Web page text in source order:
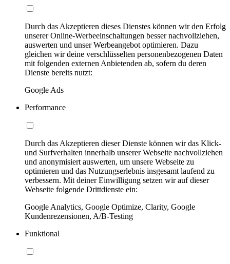
Durch das Akzeptieren dieses Dienstes können wir den Erfolg
unserer Online-Werbeeinschaltungen besser nachvollziehen,
auswerten und unser Werbeangebot optimieren. Dazu
gleichen wir deine verschlüsselten personenbezogenen Daten
mit folgenden externen Anbietenden ab, sofern du deren
Dienste bereits nutzt:
Google Ads
Performance
Durch das Akzeptieren dieser Dienste können wir das Klick-
und Surfverhalten innerhalb unserer Webseite nachvollziehen
und anonymisiert auswerten, um unsere Webseite zu
optimieren und das Nutzungserlebnis insgesamt laufend zu
verbessern. Mit deiner Einwilligung setzen wir auf dieser
Webseite folgende Drittdienste ein:
Google Analytics, Google Optimize, Clarity, Google
Kundenrezensionen, A/B-Testing
Funktional